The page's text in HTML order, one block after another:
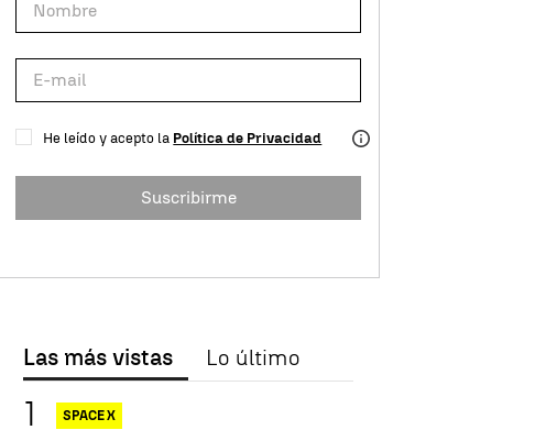
He leído y acepto la Política de Privacidad
Suscribirme
Las más vistas Lo último
SPACE X